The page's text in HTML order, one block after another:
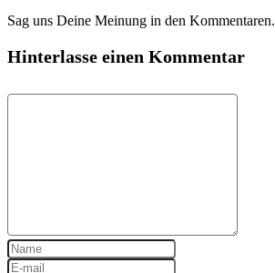
Sag uns Deine Meinung in den Kommentaren.
Hinterlasse einen Kommentar